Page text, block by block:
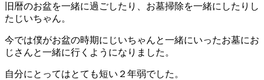
旧暦のお盆を一緒に過ごしたり、お墓掃除を一緒にしたりし
たじいちゃん。
今では僕がお盆の時期にじいちゃんと一緒にいったお墓にお
じさんと一緒に行くようになりました。
自分にとってはとても短い２年弱でした。